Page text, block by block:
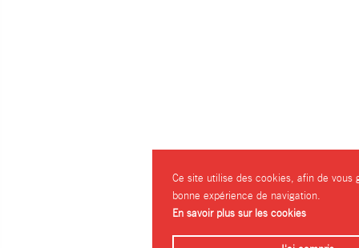
Ce site utilise des cookies, afin de vous
bonne expérience de navigation.
En savoir plus sur les cookies